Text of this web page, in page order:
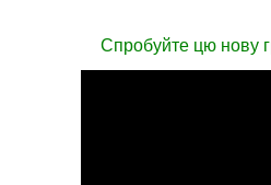
Спробуйте цю нову